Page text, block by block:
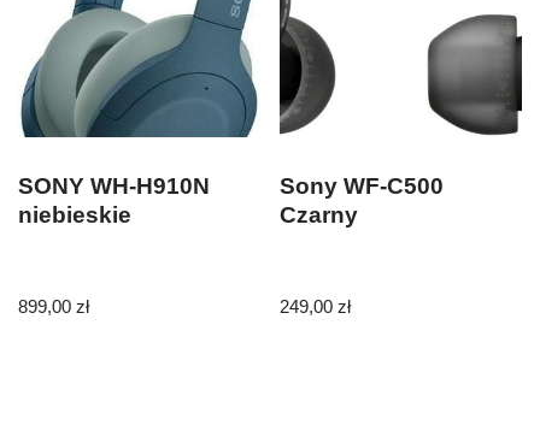
SONY WH-H910N
niebieskie
899,00 zł
Sony WF-C500
Czarny
249,00zł